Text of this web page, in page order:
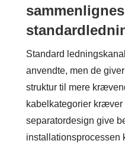
Standard
anvendte, men de
struktur til mere
kabelkategorier
separatordesign give
installationsprocessen